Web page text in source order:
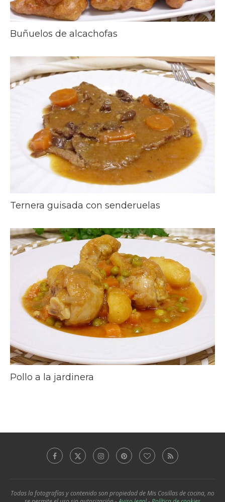
Buñuelos de alcachofas
Ternera guisada con senderuelas
Pollo a la jardinera
Todas la fotografías y contenido son propiedad de Mis Cosillas de cocina, no